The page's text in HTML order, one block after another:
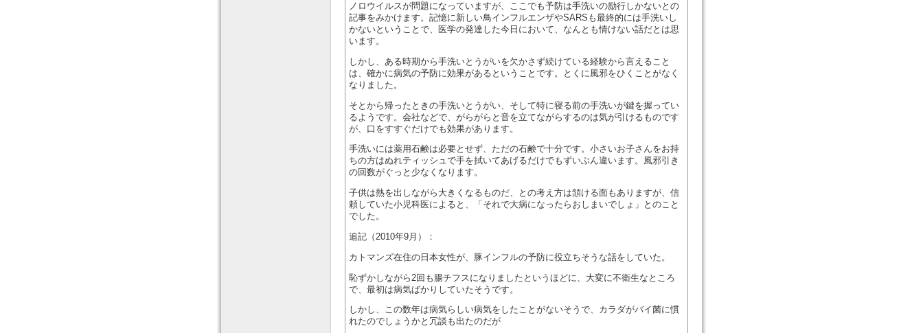
ノロウイルスが問題になっていますが、ここでも予防は手洗いの励行しかないとの
記事をみかけます。記憶に新しい鳥インフルエンザやSARSも最終的には手洗いし
かないということで、医学の発達した今日において、なんとも情けない話だとは思
います。
しかし、ある時期から手洗いとうがいを欠かさず続けている経験から言えること
は、確かに病気の予防に効果があるということです。とくに風邪をひくことがなく
なりました。
そとから帰ったときの手洗いとうがい、そして特に寝る前の手洗いが鍵を握ってい
るようです。会社などで、がらがらと音を立てながらするのは気が引けるものです
が、口をすすぐだけでも効果があります。
手洗いには薬用石鹸は必要とせず、ただの石鹸で十分です。小さいお子さんをお持
ちの方はぬれティッシュで手を拭いてあげるだけでもずいぶん違います。風邪引き
の回数がぐっと少なくなります。
子供は熱を出しながら大きくなるものだ、との考え方は頷ける面もありますが、信
頼していた小児科医によると、「それで大病になったらおしまいでしょ」とのこと
でした。
追記（2010年9月）：
カトマンズ在住の日本女性が、豚インフルの予防に役立ちそうな話をしていた。
恥ずかしながら2回も腸チフスになりましたというほどに、大変に不衛生なところ
で、最初は病気ばかりしていたそうです。
しかし、この数年は病気らしい病気をしたことがないそうで、カラダがバイ菌に慣
れたのでしょうかと冗談も出たのだが